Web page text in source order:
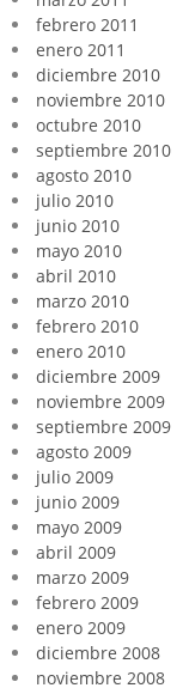
febrero 2011
enero 2011
diciembre 2010
noviembre 2010
octubre 2010
septiembre 2010
agosto 2010
julio 2010
junio 2010
mayo 2010
abril 2010
marzo 2010
febrero 2010
enero 2010
diciembre 2009
noviembre 2009
septiembre 2009
agosto 2009
julio 2009
junio 2009
mayo 2009
abril 2009
marzo 2009
febrero 2009
enero 2009
diciembre 2008
noviembre 2008